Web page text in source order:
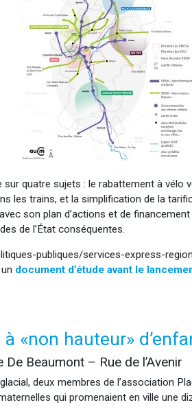
sur quatre sujets : le rabattement à vélo
les trains, et la simplification de la
son plan d’actions et de
de l’État conséquentes.
publiques/services-express-
document d’étude avant le
«non hauteur»
Beaumont – Rue de l’Avenir
deux membres de l’association
qui promenaient en ville une